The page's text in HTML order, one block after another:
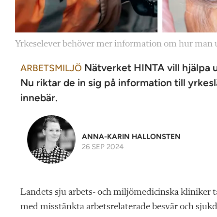
Yrkeselever behöver mer information om hur man
ARBETSMILJÖ Nätverket HINTA vill hjälpa
Nu riktar de in sig på information till
innebär.
ANNA-KARIN HALLONSTEN
26 SEP 2024
Landets sju arbets- och miljömedicinska kliniker
med misstänkta arbetsrelaterade besvär och